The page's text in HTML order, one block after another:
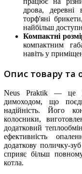
дрова, деревні
торф'яні
найбільш
Компактні
компактним
навіть у
Опис товару та
Neus Praktik — це
димоходом, що
надійність. Його
колосники,
додатковий
ефективність
додаткову поличку-
сприяє більш
котла.​